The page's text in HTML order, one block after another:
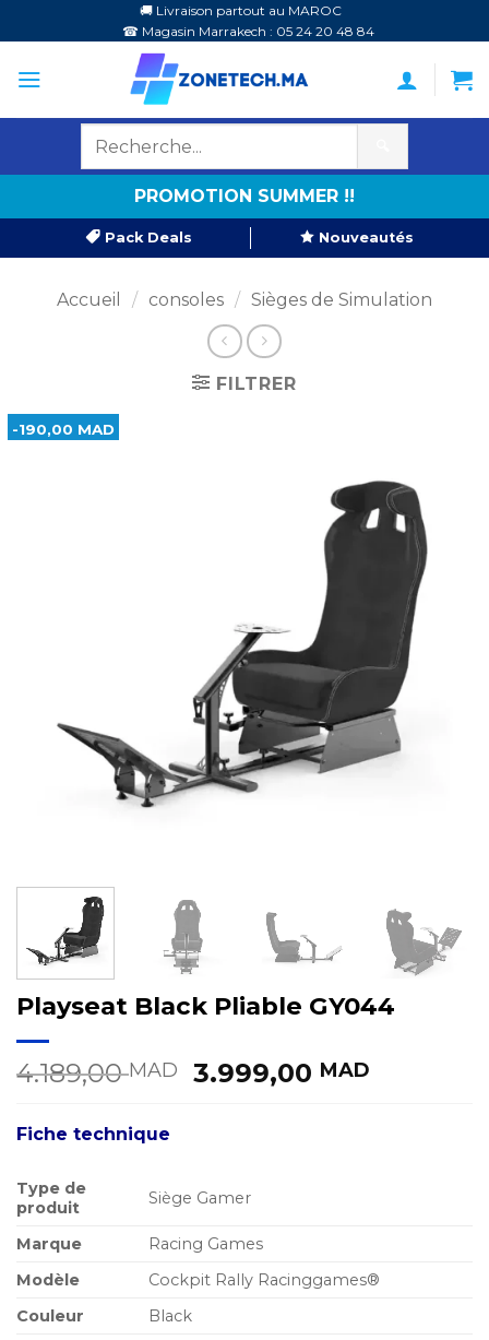
au
contenu
🚚 Livraison partout au MAROC
☎ Magasin Marrakech : 05 24 20 48 84
PROMOTION SUMMER !!
Pack Deals Nouveautés
Accueil / consoles / Sièges de Simulation
FILTRER
-190,00 MAD
Playseat Black Pliable GY044
4.189,00MAD
Le
3.999,00 MAD
Fiche technique
Type de
produit
Siège Gamer
Marque
Racing Games
Modèle
Cockpit Rally Racinggames®
Couleur
Black